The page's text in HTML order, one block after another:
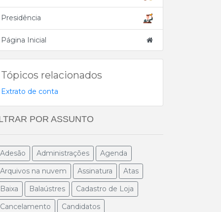
Presidência
Página Inicial
Tópicos relacionados
Extrato de conta
POR ASSUNTO
Adesão Administrações
Agenda
Arquivos na nuvem
Assinatura
Atas
Baixa
Balaústres
Cadastro de Loja
Cancelamento
Candidatos